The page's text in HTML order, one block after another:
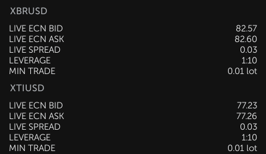
XBRUSD
LIVE ECN BID
82.59
LIVE ECN ASK
82.62
LIVE SPREAD
0.03
LEVERAGE
1:10
MIN TRADE
0.01 lot
XTIUSD
LIVE ECN BID
77.25
LIVE ECN ASK
77.28
LIVE SPREAD
0.03
LEVERAGE
1:10
MIN TRADE
0.01 lot